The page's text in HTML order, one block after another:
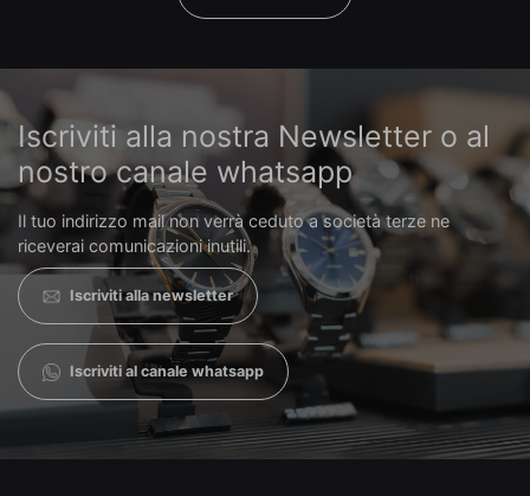
Iscriviti alla nostra Newsletter o al
nostro canale whatsapp
Il tuo indirizzo mail non verrà ceduto a società terze ne
riceverai comunicazioni inutili.
Iscriviti alla newsletter
Iscriviti al canale whatsapp